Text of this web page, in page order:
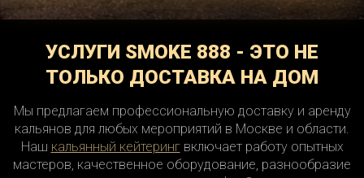
УСЛУГИ SMOKE 888 - ЭТО НЕ
ТОЛЬКО ДОСТАВКА НА ДОМ
Мы предлагаем профессиональную доставку и аренду
кальянов для любых мероприятий в Москве и области.
Наш кальянный кейтерингвключает работу опытных
мастеров, качественное оборудование, разнообразие